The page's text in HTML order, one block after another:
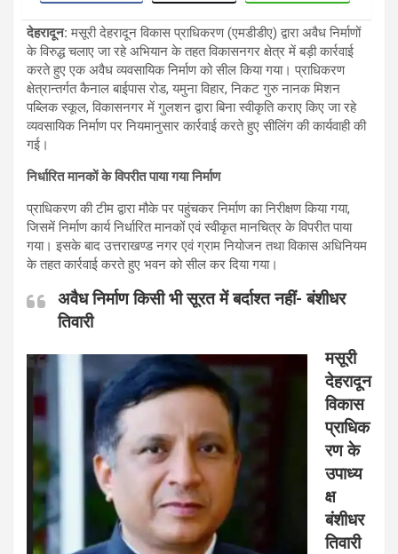
देहरादून: मसूरी देहरादून विकास प्राधिकरण (एमडीडीए) द्वारा अवैध निर्माणों
के विरुद्ध चलाए जा रहे अभियान के तहत विकासनगर क्षेत्र में बड़ी कार्रवाई
करते हुए एक अवैध व्यवसायिक निर्माण को सील किया गया। प्राधिकरण
क्षेत्रान्तर्गत कैनाल बाईपास रोड, यमुना विहार, निकट गुरु नानक मिशन
पब्लिक स्कूल, विकासनगर में गुलशन द्वारा बिना स्वीकृति कराए किए जा रहे
व्यवसायिक निर्माण पर नियमानुसार कार्रवाई करते हुए सीलिंग की कार्यवाही की
गई।
निर्धारित मानकों के विपरीत पाया गया निर्माण
प्राधिकरण की टीम द्वारा मौके पर पहुंचकर निर्माण का निरीक्षण किया गया,
जिसमें निर्माण कार्य निर्धारित मानकों एवं स्वीकृत मानचित्र के विपरीत पाया
गया। इसके बाद उत्तराखण्ड नगर एवं ग्राम नियोजन तथा विकास अधिनियम
के तहत कार्रवाई करते हुए भवन को सील कर दिया गया।
अवैध निर्माण किसी भी सूरत में बर्दाश्त नहीं- बंशीधर
तिवारी
मसूरी
देहरादून
विकास
प्राधिक
रण के
उपाध्य
क्ष
बंशीधर
तिवारी